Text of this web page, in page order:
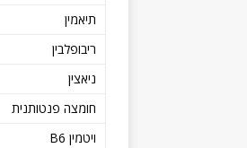
תיאמין
ריבופלבין
ניאצין
חומצה פנטותנית
ויטמין B6